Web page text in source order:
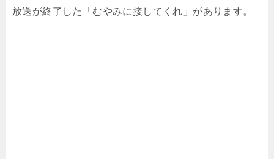
放送が終了した「むやみに接してくれ」があります。